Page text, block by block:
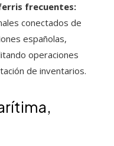
frecuentes:
conectados de
españolas,
operaciones
de inventarios.